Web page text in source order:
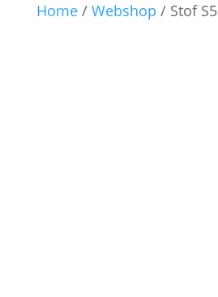
Home/ Webshop / Stof S5